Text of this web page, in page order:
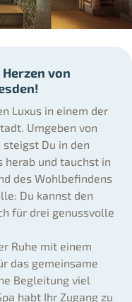
von
Luxus in einem der
Umgeben von
Du in den
herab und tauchst in
des Wohlbefindens
Du kannst den
für drei genussvolle
Ruhe mit einem
das gemeinsame
Begleitung viel
habt Ihr Zugang zu